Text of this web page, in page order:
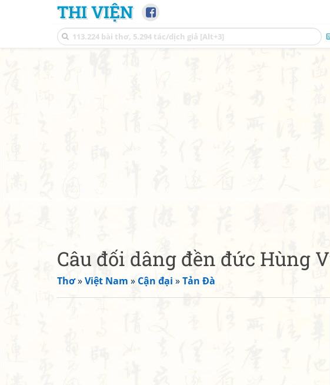
THI VIỆN
Câu đối dâng đền đức Hùng
Thơ»Việt Nam » Cận đại »Tản Đà